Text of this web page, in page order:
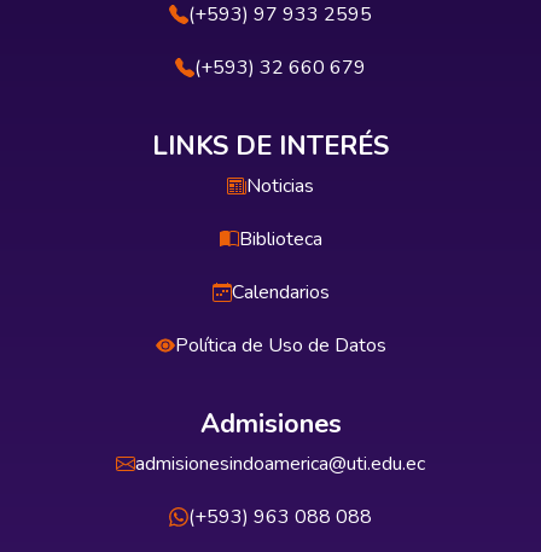
(+593) 97 933 2595
(+593) 32 660 679
LINKS DE INTERÉS
Noticias
Biblioteca
Calendarios
Política de Uso de Datos
Admisiones
admisionesindoamerica@uti.edu.ec
(+593) 963 088 088